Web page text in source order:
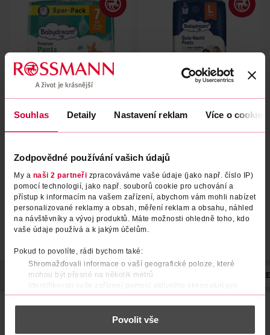
Souhlas Detaily Nastavení reklam Více o cookies
Zodpovědné používání vašich údajů
My a naši 2 partneři zpracováváme vaše údaje (jako např. číslo IP)
pomocí technologií, jako např. souborů cookie pro uchování a
přístup k informacím na vašem zařízení, abychom vám mohli nabízet
personalizované reklamy a obsah, měření reklam a obsahu, náhled
na návštěvníky a vývoj produktů. Máte možnosti ohledně toho, kdo
vaše údaje používá a k jakým účelům.
Pokud to povolíte, rádi bychom také:
Shromažďovali informace o vaší geografické poloze, které
mohou být přesné na několik metrů
Identifikovali vaše zařízení pomocí aktivního skenování pro
konkrétní charakteristiky (otisk prstu)
Zjistěte více o tom, jak zpracováváme vaše osobní údaje, a nastavte
části s podrobnostmi . Svůj souhlas můžete kdykoliv
Povolit vše
Plenkové kalhotky Premium
XXL, 17+ kg, vel. 7, Jumbo-Pack
DO KOŠÍKU
Obj. č.: 1227116
Noční plenkové kalhotky
Premium, 27–57 kg, vel. L
DO KOŠÍKU
Obj. č.: 1227147
POPIS UPOZORNĚNÍ HMOTNOST DÍTĚTE
Představujeme vám… absorpční spodní kalhotky na noc
Ninjamas Pyjama Pants! Postavte se nočním nehodám, aby